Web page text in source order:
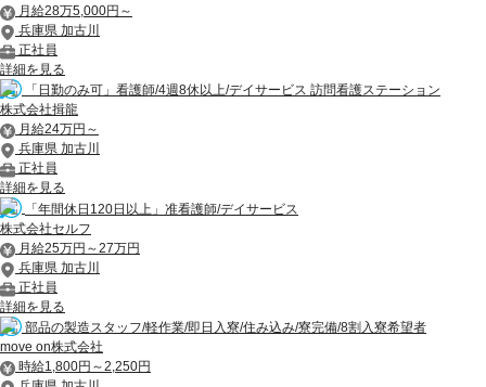
月給28万5,000円～
兵庫県 加古川
正社員
詳細を見る
「日勤のみ可」看護師/4週8休以上/デイサービス 訪問看護ステーション
株式会社揖龍
月給24万円～
兵庫県 加古川
正社員
詳細を見る
「年間休日120日以上」准看護師/デイサービス
株式会社セルフ
月給25万円～27万円
兵庫県 加古川
正社員
詳細を見る
部品の製造スタッフ/軽作業/即日入寮/住み込み/寮完備/8割入寮希望者
move on株式会社
時給1,800円～2,250円